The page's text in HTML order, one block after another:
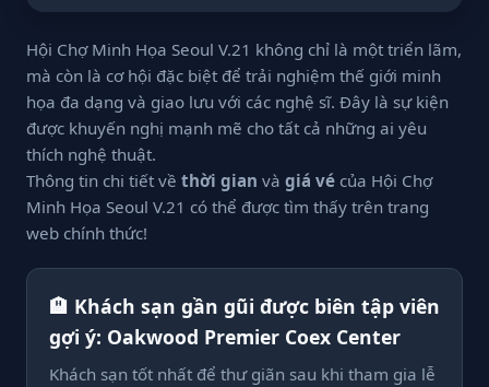
Hội Chợ Minh Họa Seoul V.21 không chỉ là một triển lãm,
mà còn là cơ hội đặc biệt để trải nghiệm thế giới minh
họa đa dạng và giao lưu với các nghệ sĩ. Đây là sự kiện
được khuyến nghị mạnh mẽ cho tất cả những ai yêu
thích nghệ thuật.
Thông tin chi tiết về thời gian và giá vé của Hội Chợ
Minh Họa Seoul V.21 có thể được tìm thấy trên trang
web chính thức!
🏨 Khách sạn gần gũi được biên tập viên
gợi ý: Oakwood Premier Coex Center
Khách sạn tốt nhất để thư giãn sau khi tham gia lễ